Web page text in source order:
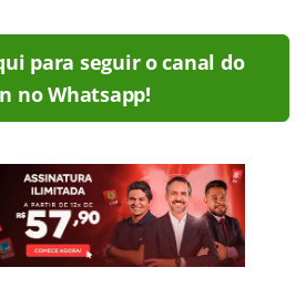
para seguir o canal do
no Whatsapp!